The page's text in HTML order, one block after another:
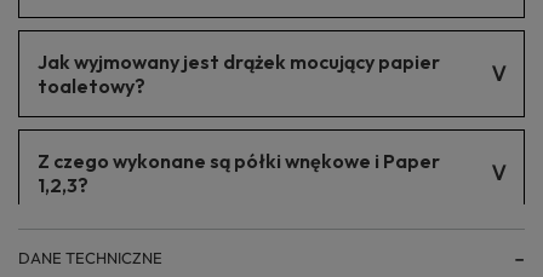
zastosować się do instrukcji montażu.
Jak wyjmowany jest drążek mocujący papier
toaletowy?
Z czego wykonane są półki wnękowe i Paper
1,2,3?
DANE TECHNICZNE